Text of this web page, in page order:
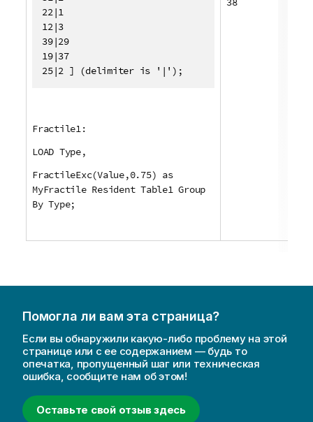
22|1
12|3
39|29
19|37
25|2 ] (delimiter is '|');
Fractile1:
LOAD Type,
FractileExc(Value,0.75) as
MyFractile Resident Table1 Group
By Type;
Помогла ли вам эта страница?
Если вы обнаружили какую-либо проблему на этой
странице или с ее содержанием — будь то
опечатка, пропущенный шаг или техническая
ошибка, сообщите нам об этом!
Оставьте свой отзыв здесь